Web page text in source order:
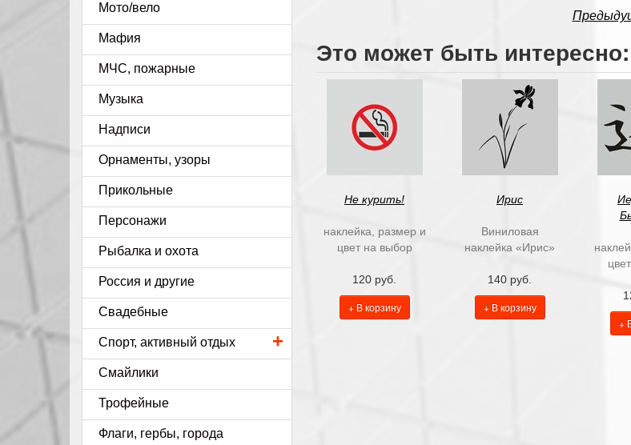
Это может быть интересно:
Не курить!
наклейка, размер и
цвет на выбор
120 руб.
+ В корзину
Ирис
Виниловая
наклейка «Ирис»
140 руб.
+ В корзину
+
Мото/вело
Мафия
МЧС, пожарные
Музыка
Надписи
Орнаменты, узоры
Прикольные
Персонажи
Рыбалка и охота
Россия и другие
Свадебные
+
Спорт, активный отдых
Смайлики
Трофейные
Флаги, гербы, города